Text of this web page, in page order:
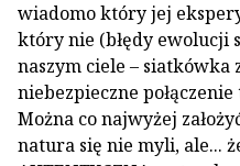
wiadomo który jej
który nie (błędy ewolucji
naszym ciele –
niebezpieczne
Można co najwyżej
natura się nie myli, ale...